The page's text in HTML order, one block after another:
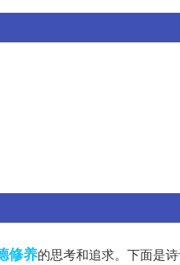
修养的思考和追求。下面是